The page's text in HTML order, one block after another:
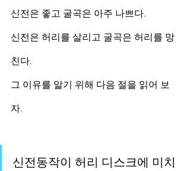
신전은 좋고 굴곡은 아주 나쁘다.
신전은 허리를 살리고 굴곡은 허리를 망
친다.
그 이유를 알기 위해 다음 절을 읽어 보
자.
신전동작이 허리 디스크에 미치